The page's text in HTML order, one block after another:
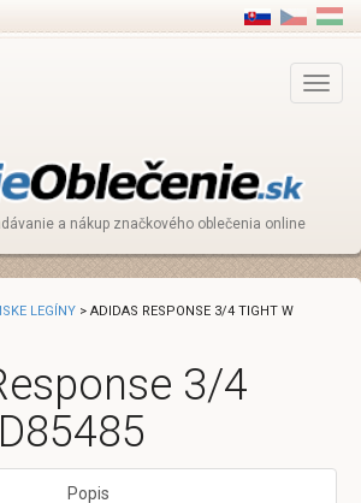
Main
Menu
a nákup značkového oblečenia online
LEGÍNY > ADIDAS RESPONSE 3/4 TIGHT W
3/4
Popis